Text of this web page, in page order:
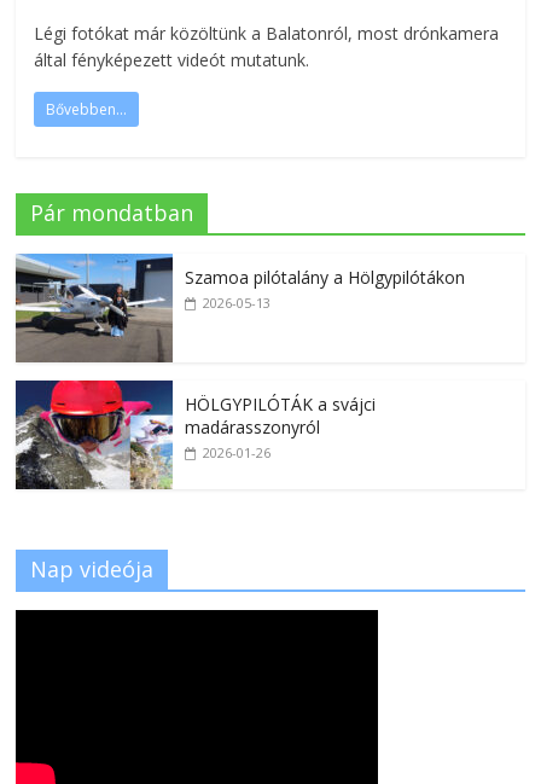
Légi fotókat már közöltünk a Balatonról, most drónkamera
által fényképezett videót mutatunk.
Bővebben...
Pár mondatban
Szamoa pilótalány a Hölgypilótákon
2026-05-13
HÖLGYPILÓTÁK a svájci
madárasszonyról
2026-01-26
Nap videója